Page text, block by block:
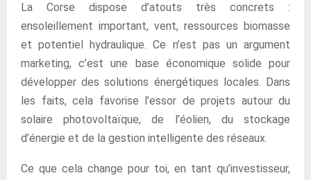
La Corse dispose d’atouts très concrets :
ensoleillement important, vent, ressources biomasse
et potentiel hydraulique. Ce n’est pas un argument
marketing, c’est une base économique solide pour
développer des solutions énergétiques locales. Dans
les faits, cela favorise l’essor de projets autour du
solaire photovoltaïque, de l’éolien, du stockage
d’énergie et de la gestion intelligente des réseaux.
Ce que cela change pour toi, en tant qu’investisseur,